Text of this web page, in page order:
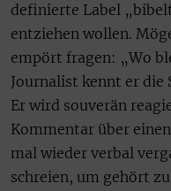
definierte Label
entziehen wollen.
empört fragen: „Wo
Journalist kennt er
Er wird souverän
Kommentar über
mal wieder verbal
schreien, um gehört